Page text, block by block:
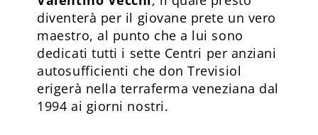
diventerà per il giovane prete un vero
maestro, al punto che a lui sono
dedicati tutti i sette Centri per anziani
autosufficienti che don Trevisiol
erigerà nella terraferma veneziana dal
1994 ai giorni nostri.